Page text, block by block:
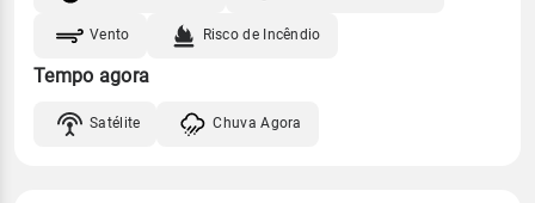
Vento Risco de Incêndio
Tempo agora
Satélite Chuva Agora